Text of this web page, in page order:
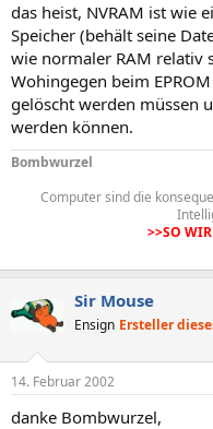
das heist, NVRAM ist wie
Speicher (behält seine
wie normaler RAM relativ
Wohingegen beim
gelöscht werden müssen
werden können.
Bombwurzel
Computer sind die
>>SO
Sir Mouse
Ensign Ersteller
14. Februar 2002
danke Bombwurzel,